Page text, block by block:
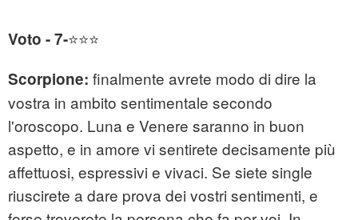
Voto - 7-⭐⭐⭐
Scorpione: finalmente avrete modo di dire la
vostra in ambito sentimentale secondo
l'oroscopo. Luna e Venere saranno in buon
aspetto, e in amore vi sentirete decisamente più
affettuosi, espressivi e vivaci. Se siete single
riuscirete a dare prova dei vostri sentimenti, e